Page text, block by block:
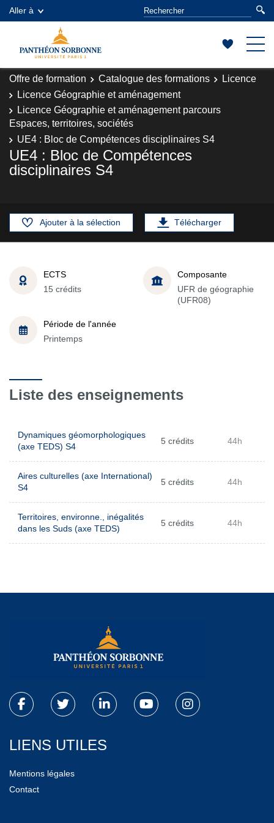
Aller à
Offre de formation Catalogue des formations
Licence
Licence Géographie et aménagement
Licence Géographie et aménagement parcours
Espaces, territoires, sociétés
UE4 : Bloc de Compétences disciplinaires S4
UE4 : Bloc de Compétences
disciplinaires S4
Ajouter à la sélection Télécharger
ECTS
15 crédits
Composante
UFR de géographie
(UFR08)
Période de l'année
Printemps
Liste des enseignements
Dynamiques géomorphologiques
(axe TEDS) S4
5 crédits 44h
Aires culturelles (axe International)
S4
5 crédits 44h
Territoires, environne., inégalités
dans les Suds (axe TEDS)
5 crédits 44h
LIENS UTILES
Mentions légales
Contact